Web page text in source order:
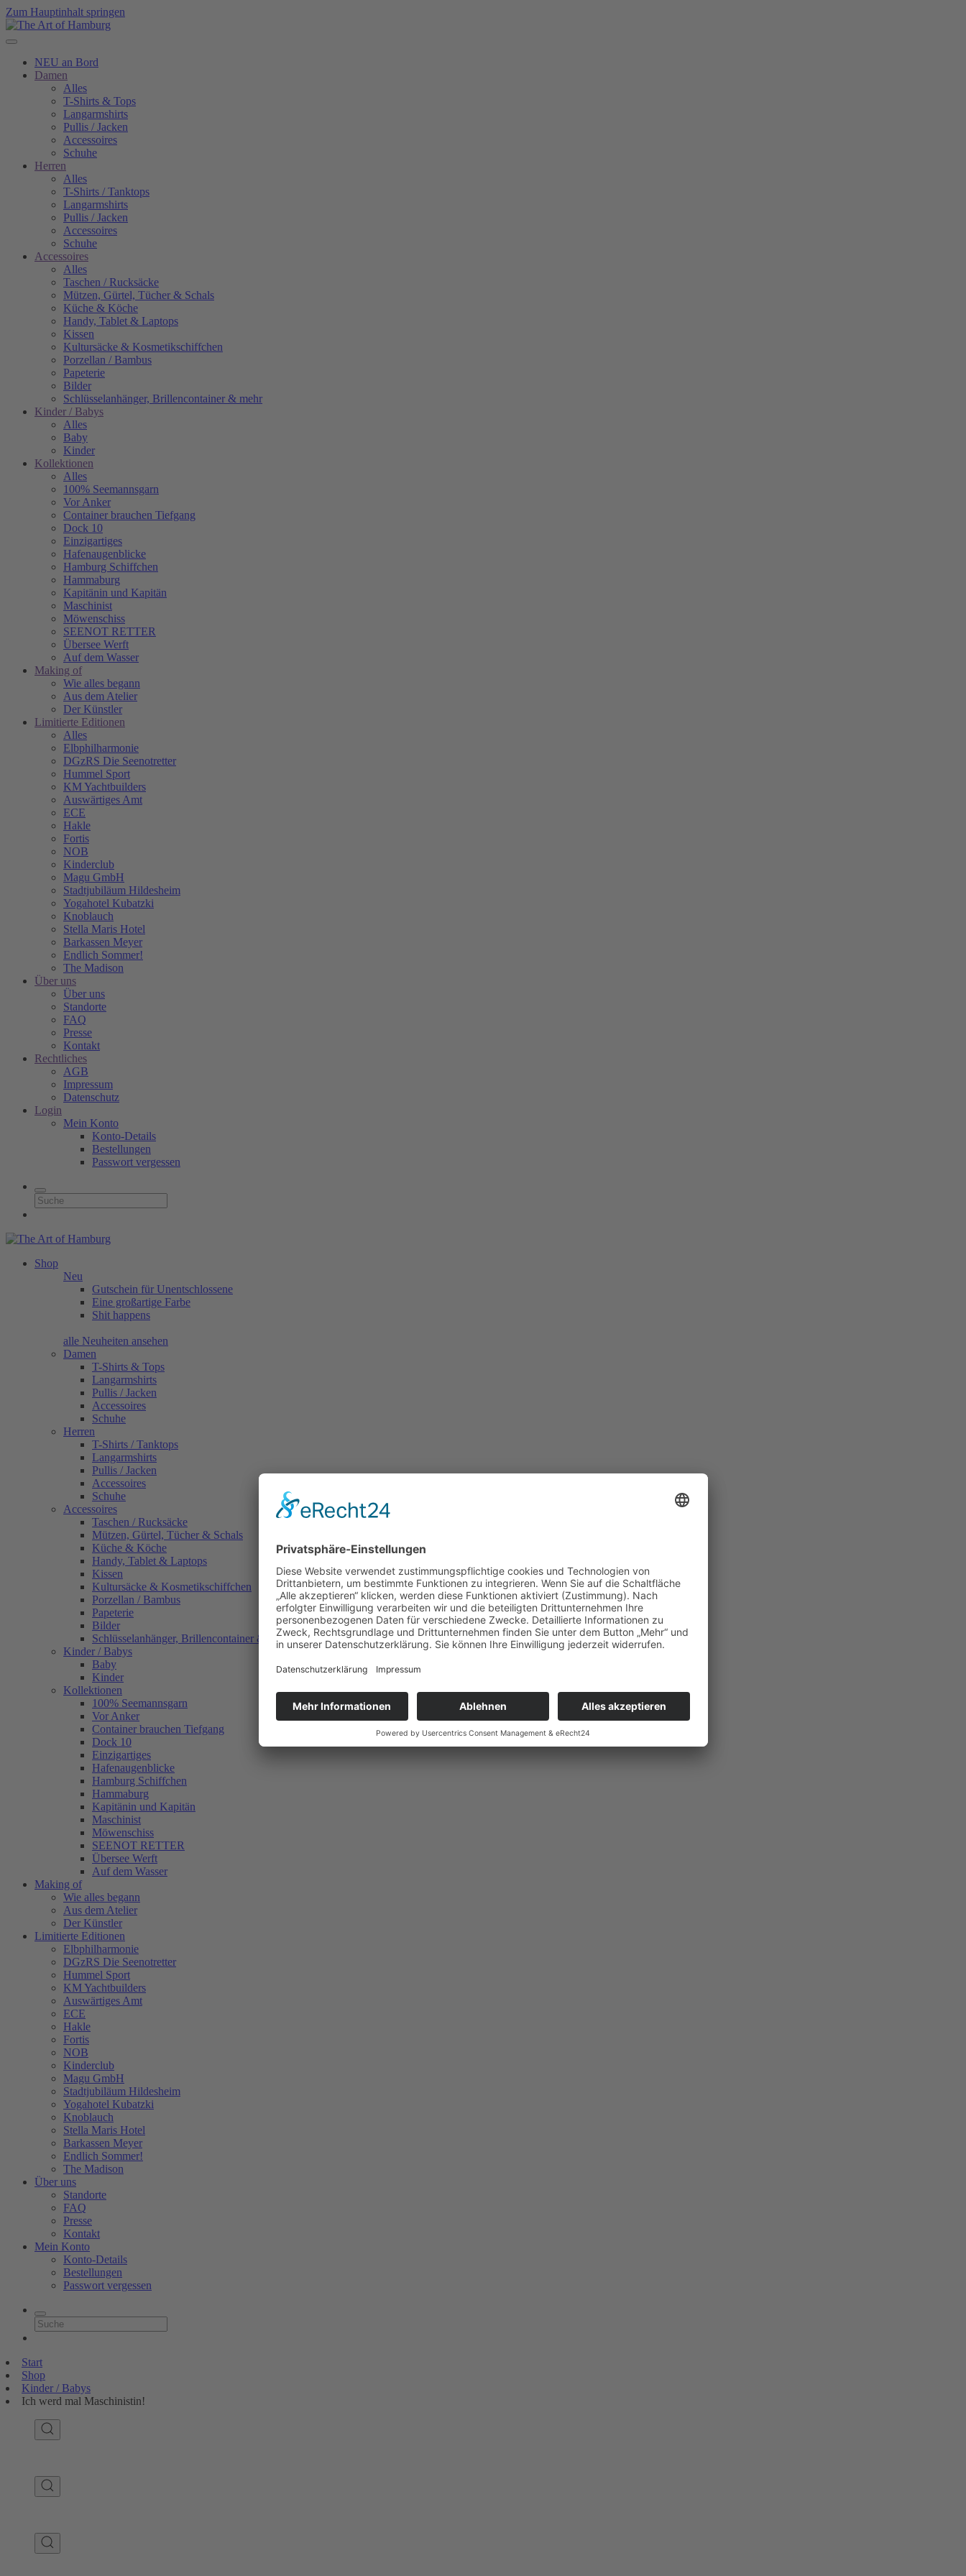
Zum Hauptinhalt springen
NEU an Bord
Damen
Alles
T-Shirts & Tops
Langarmshirts
Pullis / Jacken
Accessoires
Schuhe
Herren
Alles
T-Shirts / Tanktops
Langarmshirts
Pullis / Jacken
Accessoires
Schuhe
Accessoires
Alles
Taschen / Rucksäcke
Mützen, Gürtel, Tücher & Schals
Küche & Köche
Handy, Tablet & Laptops
Kissen
Kultursäcke & Kosmetikschiffchen
Porzellan / Bambus
Papeterie
Bilder
Schlüsselanhänger, Brillencontainer & mehr
Kinder / Babys
Alles
Baby
Kinder
Kollektionen
Alles
100% Seemannsgarn
Vor Anker
Container brauchen Tiefgang
Dock 10
Einzigartiges
Hafenaugen­blicke
Hamburg Schiffchen
Hammaburg
Kapitänin und Kapitän
Maschinist
Möwenschiss
SEENOT RETTER
Übersee Werft
Auf dem Wasser
Making of
Wie alles begann
Aus dem Atelier
Der Künstler
Limitierte Editionen
Alles
Elbphilharmonie
DGzRS Die Seenotretter
Hummel Sport
KM Yachtbuilders
Auswärtiges Amt
ECE
Hakle
Fortis
NOB
Kinderclub
Magu GmbH
Stadtjubiläum Hildesheim
Yogahotel Kubatzki
Knoblauch
Stella Maris Hotel
Barkassen Meyer
Endlich Sommer!
The Madison
Über uns
Über uns
Standorte
FAQ
Presse
Kontakt
Rechtliches
AGB
Impressum
Datenschutz
Login
Mein Konto
Konto-Details
Bestellungen
Passwort vergessen
Shop
Neu
Gutschein für Unentschlossene
Eine großartige Farbe
Shit happens
alle Neuheiten ansehen
Damen
T-Shirts & Tops
Langarmshirts
Pullis / Jacken
Accessoires
Schuhe
Herren
T-Shirts / Tanktops
Langarmshirts
Pullis / Jacken
Accessoires
Schuhe
Accessoires
Taschen / Rucksäcke
Mützen, Gürtel, Tücher & Schals
Küche & Köche
Handy, Tablet & Laptops
Kissen
Kultursäcke & Kosmetikschiffchen
Porzellan / Bambus
Papeterie
Bilder
Schlüsselanhänger, Brillencontainer & mehr
Kinder / Babys
Baby
Kinder
Kollektionen
100% Seemannsgarn
Vor Anker
Container brauchen Tiefgang
Dock 10
Einzigartiges
Hafenaugen­blicke
Hamburg Schiffchen
Hammaburg
Kapitänin und Kapitän
Maschinist
Möwenschiss
SEENOT RETTER
Übersee Werft
Auf dem Wasser
Making of
Wie alles begann
Aus dem Atelier
Der Künstler
Limitierte Editionen
Elbphilharmonie
DGzRS Die Seenotretter
Hummel Sport
KM Yachtbuilders
Auswärtiges Amt
ECE
Hakle
Fortis
NOB
Kinderclub
Magu GmbH
Stadtjubiläum Hildesheim
Yogahotel Kubatzki
Knoblauch
Stella Maris Hotel
Barkassen Meyer
Endlich Sommer!
The Madison
Über uns
Standorte
FAQ
Presse
Kontakt
Mein Konto
Konto-Details
Bestellungen
Passwort vergessen
Start
Shop
Kinder / Babys
Ich werd mal Maschinistin!